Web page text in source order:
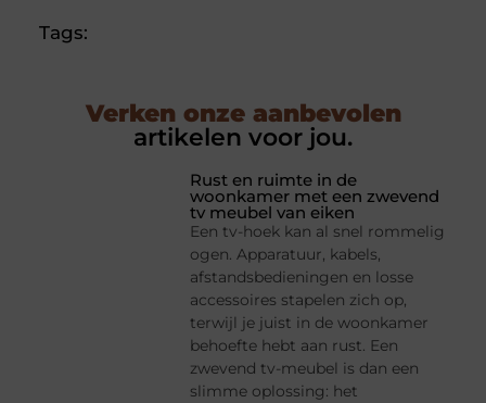
Tags:
Verken onze aanbevolen
artikelen voor jou.
Rust en ruimte in de
woonkamer met een zwevend
tv meubel van eiken
Een tv-hoek kan al snel rommelig
ogen. Apparatuur, kabels,
afstandsbedieningen en losse
accessoires stapelen zich op,
terwijl je juist in de woonkamer
behoefte hebt aan rust. Een
zwevend tv-meubel is dan een
slimme oplossing: het